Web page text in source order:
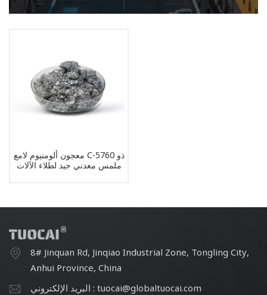
معجون ألومنيوم لامع C-5760 ذو
ملمس معدني جيد لطلاء الآلات
8# Jinquan Rd, Jinqiao Industrial Zone, Tongling City,
Anhui Province, China
البريد الإلكتروني : tuocai@globaltuocai.com